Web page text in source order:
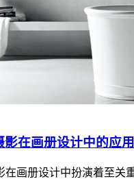
影在画册设计中的应用
在画册设计中扮演着至关